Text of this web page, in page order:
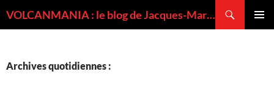
VOLCANMANIA : le blog de Jacques-Marie BARDINTZEFF, volcanologue
Archives quotidiennes :